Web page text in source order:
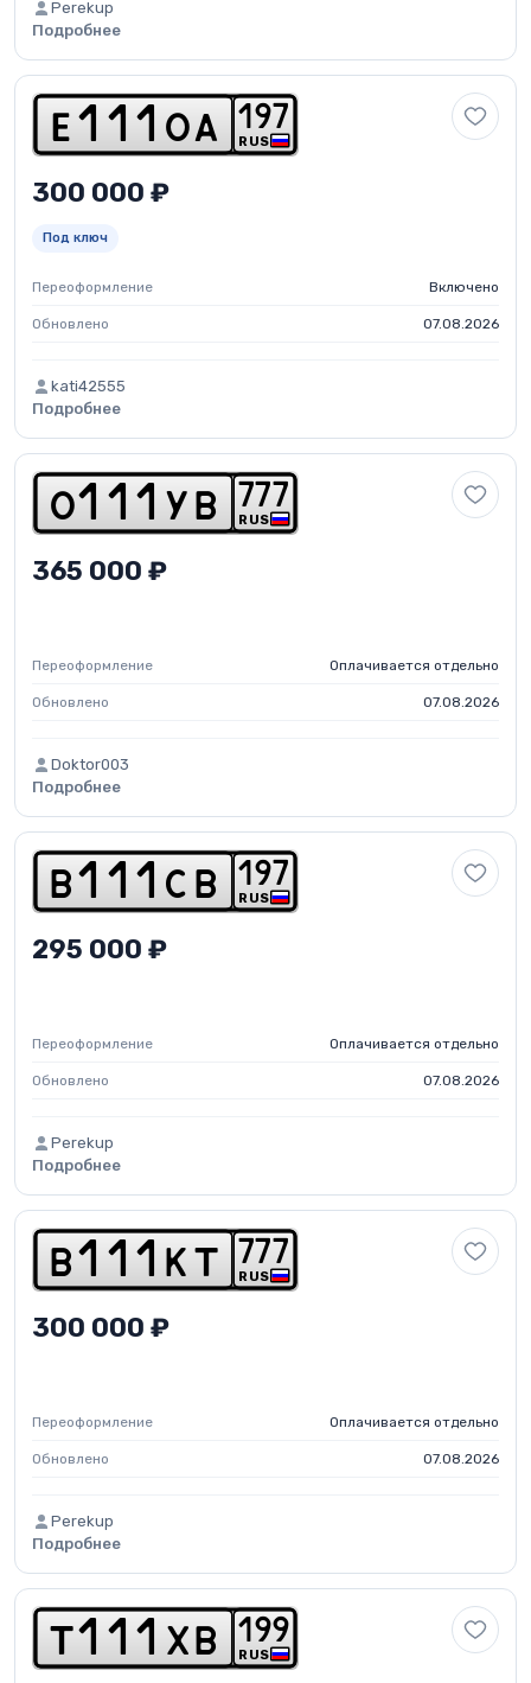
Perekup
Подробнее
e 1 1 1 o a RUS
1 9 7
300 000 ₽
Под ключ
Переоформление Включено
Обновлено 07.08.2026
kati42555
Подробнее
o1 1 1 y b RUS
7 7 7
365 000 ₽
Переоформление Оплачивается отдельно
Обновлено 07.08.2026
Doktor003
Подробнее
b 1 1 1 c b RUS
1 9 7
295 000 ₽
Переоформление Оплачивается отдельно
Обновлено 07.08.2026
Perekup
Подробнее
b 1 1 1 k t RUS
7 7 7
300 000 ₽
Переоформление Оплачивается отдельно
Обновлено 07.08.2026
Perekup
Подробнее
t1 1 1 x b RUS
1 99